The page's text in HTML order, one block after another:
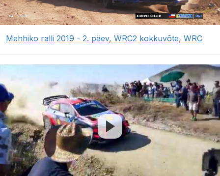
Mehhiko ralli 2019 - 2. päev, WRC2 kokkuvõte, WRC